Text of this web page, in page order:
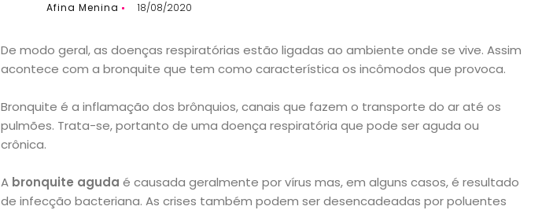
Afina Menina 18/08/2020
De modo geral, as doenças respiratórias estão ligadas ao ambiente onde se vive. Assim
acontece com a bronquite que tem como característica os incômodos que provoca.
Bronquite é a inflamação dos brônquios, canais que fazem o transporte do ar até os
pulmões. Trata-se, portanto de uma doença respiratória que pode ser aguda ou
crônica.
A bronquite aguda é causada geralmente por vírus mas, em alguns casos, é resultado
de infecção bacteriana. As crises também podem ser desencadeadas por poluentes